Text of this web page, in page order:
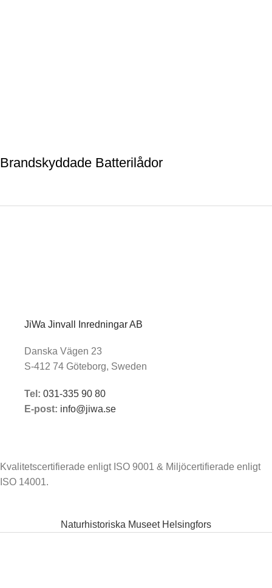
Brandskyddade Batterilådor
JiWa Jinvall Inredningar AB
Danska Vägen 23
S-412 74 Göteborg, Sweden
Tel: 031-335 90 80
E-post: info@jiwa.se
Kvalitetscertifierade enligt ISO 9001 & Miljöcertifierade enligt
ISO 14001.
Naturhistoriska Museet Helsingfors